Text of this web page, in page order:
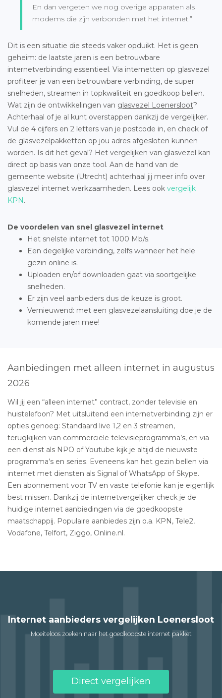
En dan vergeten we nog overige apparaten als
modems die zijn verbonden met het internet.”
Dit is een situatie die steeds vaker opduikt. Het is geen
geheim: de laatste jaren is een betrouwbare
internetverbinding essentieel. Via internetten op glasvezel
profiteer je van een betrouwbare verbinding, de super
snelheden, streamen in topkwaliteit en goedkoop bellen.
Wat zijn de ontwikkelingen van glasvezel Loenersloot?
Achterhaal of je al kunt overstappen dankzij de vergelijker.
Vul de 4 cijfers en 2 letters van je postcode in, en check of
de glasvezelpakketten op jou adres afgesloten kunnen
worden. Is dit het geval? Het vergelijken van glasvezel kan
direct op basis van onze tool. Aan de hand van de
gemeente website (Utrecht) achterhaal jij meer info over
glasvezel internet werkzaamheden. Lees ook vergelijk
KPN.
De voordelen van snel glasvezel internet
Het snelste internet tot 1000 Mb/s.
Een degelijke verbinding, zelfs wanneer het hele
gezin online is.
Uploaden en/of downloaden gaat via soortgelijke
snelheden.
Er zijn veel aanbieders dus de keuze is groot.
Vernieuwend: met een glasvezelaansluiting doe je de
komende jaren mee!
Aanbiedingen met alleen internet in augustus
2026
Wil jij een “alleen internet” contract, zonder televisie en
huistelefoon? Met uitsluitend een internetverbinding zijn er
opties genoeg: Standaard live 1,2 en 3 streamen,
terugkijken van commerciële televisieprogramma’s, en via
een dienst als NPO of Youtube kijk je altijd de nieuwste
programma’s en series. Eveneens kan het gezin bellen via
internet met diensten als Signal of WhatsApp of Skype.
Een abonnement voor TV en vaste telefonie kan je eigenlijk
best missen. Dankzij de internetvergelijker check je de
huidige internet aanbiedingen via de goedkoopste
maatschappij. Populaire aanbiedes zijn o.a. KPN, Tele2,
Vodafone, Telfort, Ziggo, Online.nl.
Internet aanbieders vergelijken Loenersloot
Moeiteloos zoeken naar het goedkoopste internet pakket
Direct vergelijken